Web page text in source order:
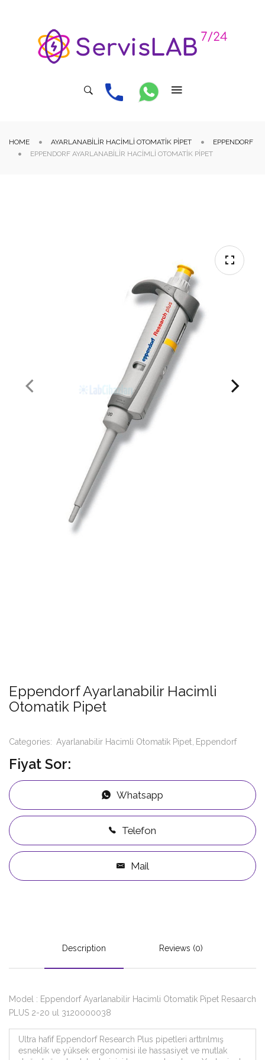
HOME AYARLANABILIR HACIMLI OTOMATIK PIPET
EPPENDORF
EPPENDORF AYARLANABILIR HACIMLI OTOMATIK PIPET
Eppendorf Ayarlanabilir Hacimli
Otomatik Pipet
Categories: Ayarlanabilir Hacimli Otomatik Pipet Eppendorf
Fiyat Sor:
Whatsapp
Telefon
Mail
Description Reviews (0)
Model : Eppendorf Ayarlanabilir Hacimli Otomatik Pipet Resaarch
PLUS 2-20 ul 3120000038
Ultra hafif Eppendorf Research Plus pipetleri arttırılmış
esneklik ve yüksek ergonomisi ile hassasiyet ve mutlak